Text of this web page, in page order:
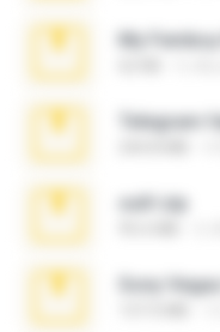
My
Telegram
ouh!.zip